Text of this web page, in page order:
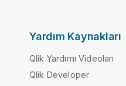
Yardım Kaynakları
Qlik Yardımı Videoları
Qlik Developer